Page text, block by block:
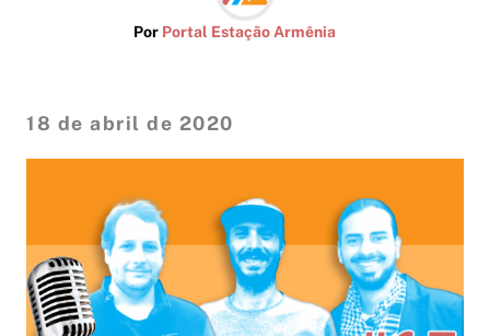
Por Portal Estação Armênia
18 de abril de 2020